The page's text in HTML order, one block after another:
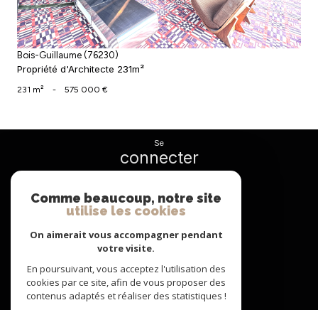
Bois-Guillaume (76230)
Propriété d'Architecte 231m²
231 m² - 575 000 €
se
connecter
nous
suivre
nous
Comme beaucoup, notre site
utilise les cookies
On aimerait vous accompagner pendant
votre visite.
En poursuivant, vous acceptez l'utilisation des
cookies par ce site, afin de vous proposer des
contenus adaptés et réaliser des statistiques !